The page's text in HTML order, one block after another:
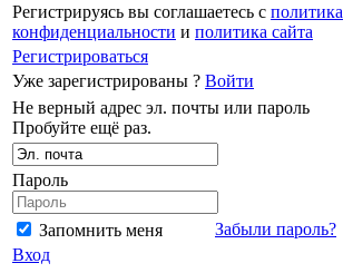
Регистрируясь вы соглашаетесь с политика
конфиденциальности и политика сайта
Регистрироваться
Уже зарегистрированы ? Войти
Не верный адрес эл. почты или пароль
Пробуйте ещё раз.
Пароль
Запомнить меня
Забыли пароль?
Вход